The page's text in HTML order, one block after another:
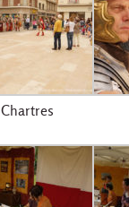
Chartres